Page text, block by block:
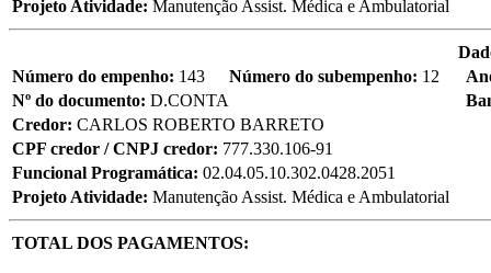
Projeto Atividade: Manutenção Assist. Médica e Ambulatorial
Número do empenho: 143 Número do subempenho: 12
Nº do documento: D.CONTA
Credor: CARLOS ROBERTO BARRETO
CPF credor / CNPJ credor: 777.330.106-91
Funcional Programática: 02.04.05.10.302.0428.2051
Projeto Atividade: Manutenção Assist. Médica e Ambulatorial
TOTAL DOS PAGAMENTOS: